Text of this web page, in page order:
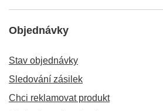
Objednávky
Stav objednávky
Sledování zásilek
Chci reklamovat produkt